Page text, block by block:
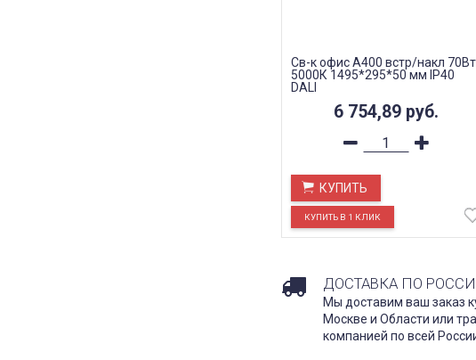
Св-к офис A400 встр/накл 70Вт
5000К 1495*295*50 мм IP40
DALI
6 754,89 руб.
КУПИТЬ
ДОСТАВКА ПО
Мы доставим ваш заказ
Москве и Области или
компанией по всей